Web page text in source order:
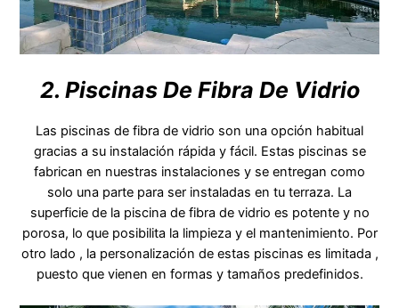
2. Piscinas De Fibra De Vidrio
Las piscinas de fibra de vidrio son una opción habitual
gracias a su instalación rápida y fácil. Estas piscinas se
fabrican en nuestras instalaciones y se entregan como
solo una parte para ser instaladas en tu terraza. La
superficie de la piscina de fibra de vidrio es potente y no
porosa, lo que posibilita la limpieza y el mantenimiento. Por
otro lado , la personalización de estas piscinas es limitada ,
puesto que vienen en formas y tamaños predefinidos.